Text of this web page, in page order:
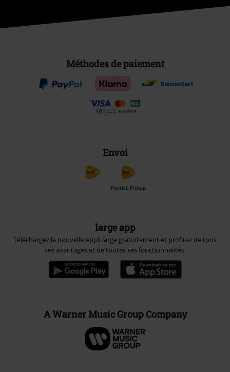
Méthodes de paiement
Envoi
PostNL Pickup
large app
Téléchargez la nouvelle Appli large gratuitement et profitez de tous
ses avantages et de toutes ses fonctionnalités.
A Warner Music Group Company